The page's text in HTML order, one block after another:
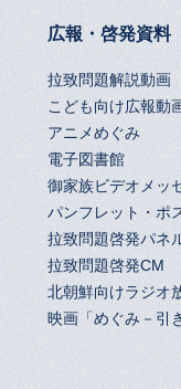
広報・啓発資料
拉致問題解説動画
こども向け広報動
アニメめぐみ
電子図書館
御家族ビデオメッ
パンフレット・ポ
拉致問題啓発パネ
拉致問題啓発CM
北朝鮮向けラジオ
映画「めぐみ－引